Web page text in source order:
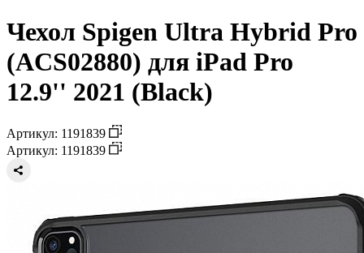
Чехол Spigen Ultra Hybrid Pro
(ACS02880) для iPad Pro
12.9'' 2021 (Black)
Артикул: 1191839
Артикул: 1191839